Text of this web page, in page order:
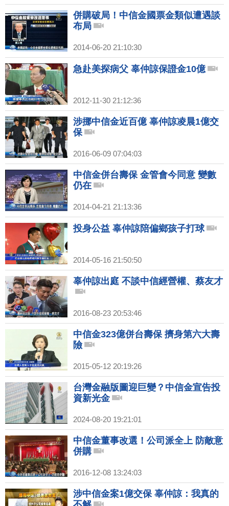
併購破局！中信金國票金類似遭遇談
布局
2014-06-20 21:10:30
急赴美探病父 辜仲諒保證金10億
2012-11-30 21:12:36
涉挪中信金近百億 辜仲諒凌晨1億交
保
2016-06-09 07:04:03
中信金併台壽保 金管會今同意 變數
仍在
2014-04-21 21:13:36
投身公益 辜仲諒陪偏鄉孩子打球
2014-05-16 21:50:50
辜仲諒出庭 不談中信經營權、蔡友才
2016-08-23 20:53:46
中信金323億併台壽保 擠身第六大壽
險
2015-05-12 20:19:26
台灣金融版圖迎巨變？中信金宣告投
資新光金
2024-08-20 19:21:01
中信金董事改選！公司派全上 防敵意
併購
2016-12-08 13:24:03
涉中信金案1億交保 辜仲諒：我真的